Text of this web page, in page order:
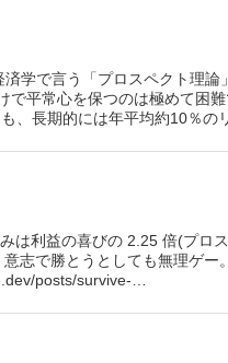
学で言う「プロスペクト理論
で平常心を保つのは極めて困
、長期的には年平均約10％の
は利益の喜びの 2.25 倍(プロス
志で勝とうとしても無理ゲー
posts/survive-…